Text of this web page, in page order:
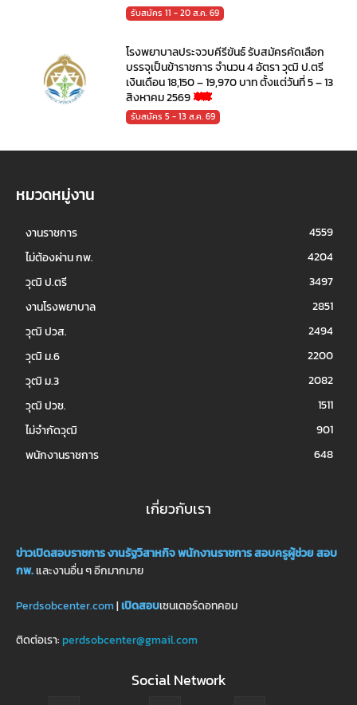
รับสมัคร 11 - 20 ส.ค. 69
โรงพยาบาลประจวบคีรีขันธ์ รับสมัครคัดเลือก
บรรจุเป็นข้าราชการ จำนวน 4 อัตรา วุฒิ ป.ตรี
เงินเดือน 18,150 – 19,970 บาท ตั้งแต่วันที่ 5 – 13
สิงหาคม 2569
รับสมัคร 5 - 13 ส.ค. 69
หมวดหมู่งาน
งานราชการ
4559
ไม่ต้องผ่าน กพ.
4204
วุฒิ ป.ตรี
3497
งานโรงพยาบาล
2851
วุฒิ ปวส.
2494
วุฒิ ม.6
2200
วุฒิ ม.3
2082
วุฒิ ปวช.
1511
ไม่จำกัดวุฒิ
901
พนักงานราชการ
648
เกี่ยวกับเรา
ข่าวเปิดสอบราชการงานรัฐวิสาหกิจพนักงานราชการสอบครูผู้ช่วยสอบ
กพ.และงานอื่น ๆ อีกมากมาย
Perdsobcenter.com|เปิดสอบเซนเตอร์ดอทคอม
ติดต่อเรา: perdsobcenter@gmail.com
Social Network